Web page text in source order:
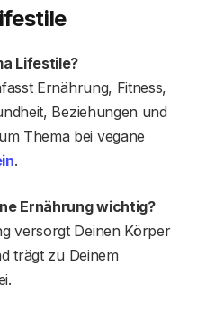
Lifestile?
Ernährung, Fitness,
Beziehungen und
Thema bei vegane
.
Ernährung wichtig?
versorgt Deinen Körper
trägt zu Deinem